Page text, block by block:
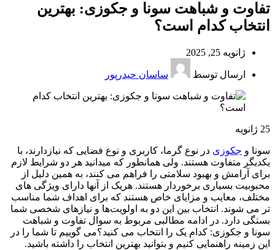
تفاوت و شباهت سونا و جکوزی: بهترین
انتخاب کدام است؟
ژانویه 25, 2025
ارسال توسط ساسان حیدرپور
25 ژانویه
سونا و جکوزی در نوع گرما، کاربری و نوع فضایی که نیازدارند، با
یکدیگر متفاوت هستند. ولی همانطور که میدانید هر دو شرایط لازم
برای آرامش و بهبود سلامتی را فراهم می کنند، به همین دلیل از
محبوبیت بسیاری برخوردار هستند. هریک از آنها دارای ویژگی های
مختلف، معایب و مزایای خاص هستند که برای اهداف شما مناسب
تر می شوند. انتخاب بین این دو به اولویت‌ها و نیازهای شخصی شما
بستگی دارد. در ادامه مطالبی مربوط به سوال تفاوت و شباهت
سونا و جکوزی: کدام یک را انتخاب می کنید؟می گوییم تا شما را در
این زمینه راهنمایی کنیم و بتوانید بهترین انتخاب را داشته باشید.